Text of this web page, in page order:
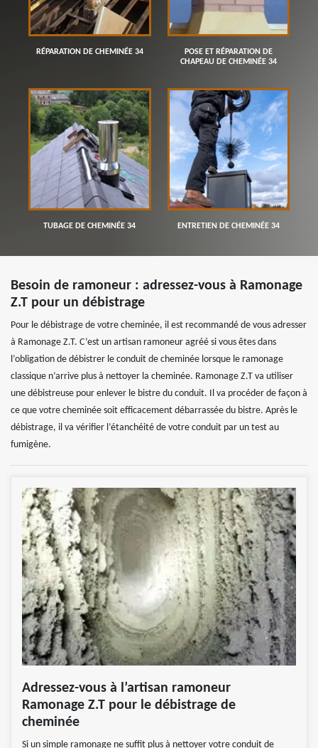
RÉPARATION DE CHEMINÉE 34
POSE ET RÉPARATION DE
CHAPEAU DE CHEMINÉE 34
TUBAGE DE CHEMINÉE 34 ENTRETIEN DE CHEMINÉE 34
Besoin de ramoneur : adressez-vous à Ramonage
Z.T pour un débistrage
Pour le débistrage de votre cheminée, il est recommandé de vous adresser
à Ramonage Z.T. C’est un artisan ramoneur agréé si vous êtes dans
l’obligation de débistrer le conduit de cheminée lorsque le ramonage
classique n’arrive plus à nettoyer la cheminée. Ramonage Z.T va utiliser
une débistreuse pour enlever le bistre du conduit. Il va procéder de façon à
ce que votre cheminée soit efficacement débarrassée du bistre. Après le
débistrage, il va vérifier l’étanchéité de votre conduit par un test au
fumigène.
Adressez-vous à l’artisan ramoneur
Ramonage Z.T pour le débistrage de
cheminée
Si un simple ramonage ne suffit plus à nettoyer votre conduit de